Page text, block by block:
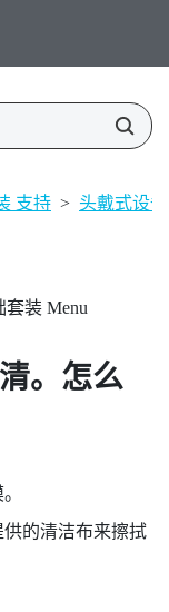
支持 > 头戴式设
装 Menu
。怎么
的清洁布来擦拭